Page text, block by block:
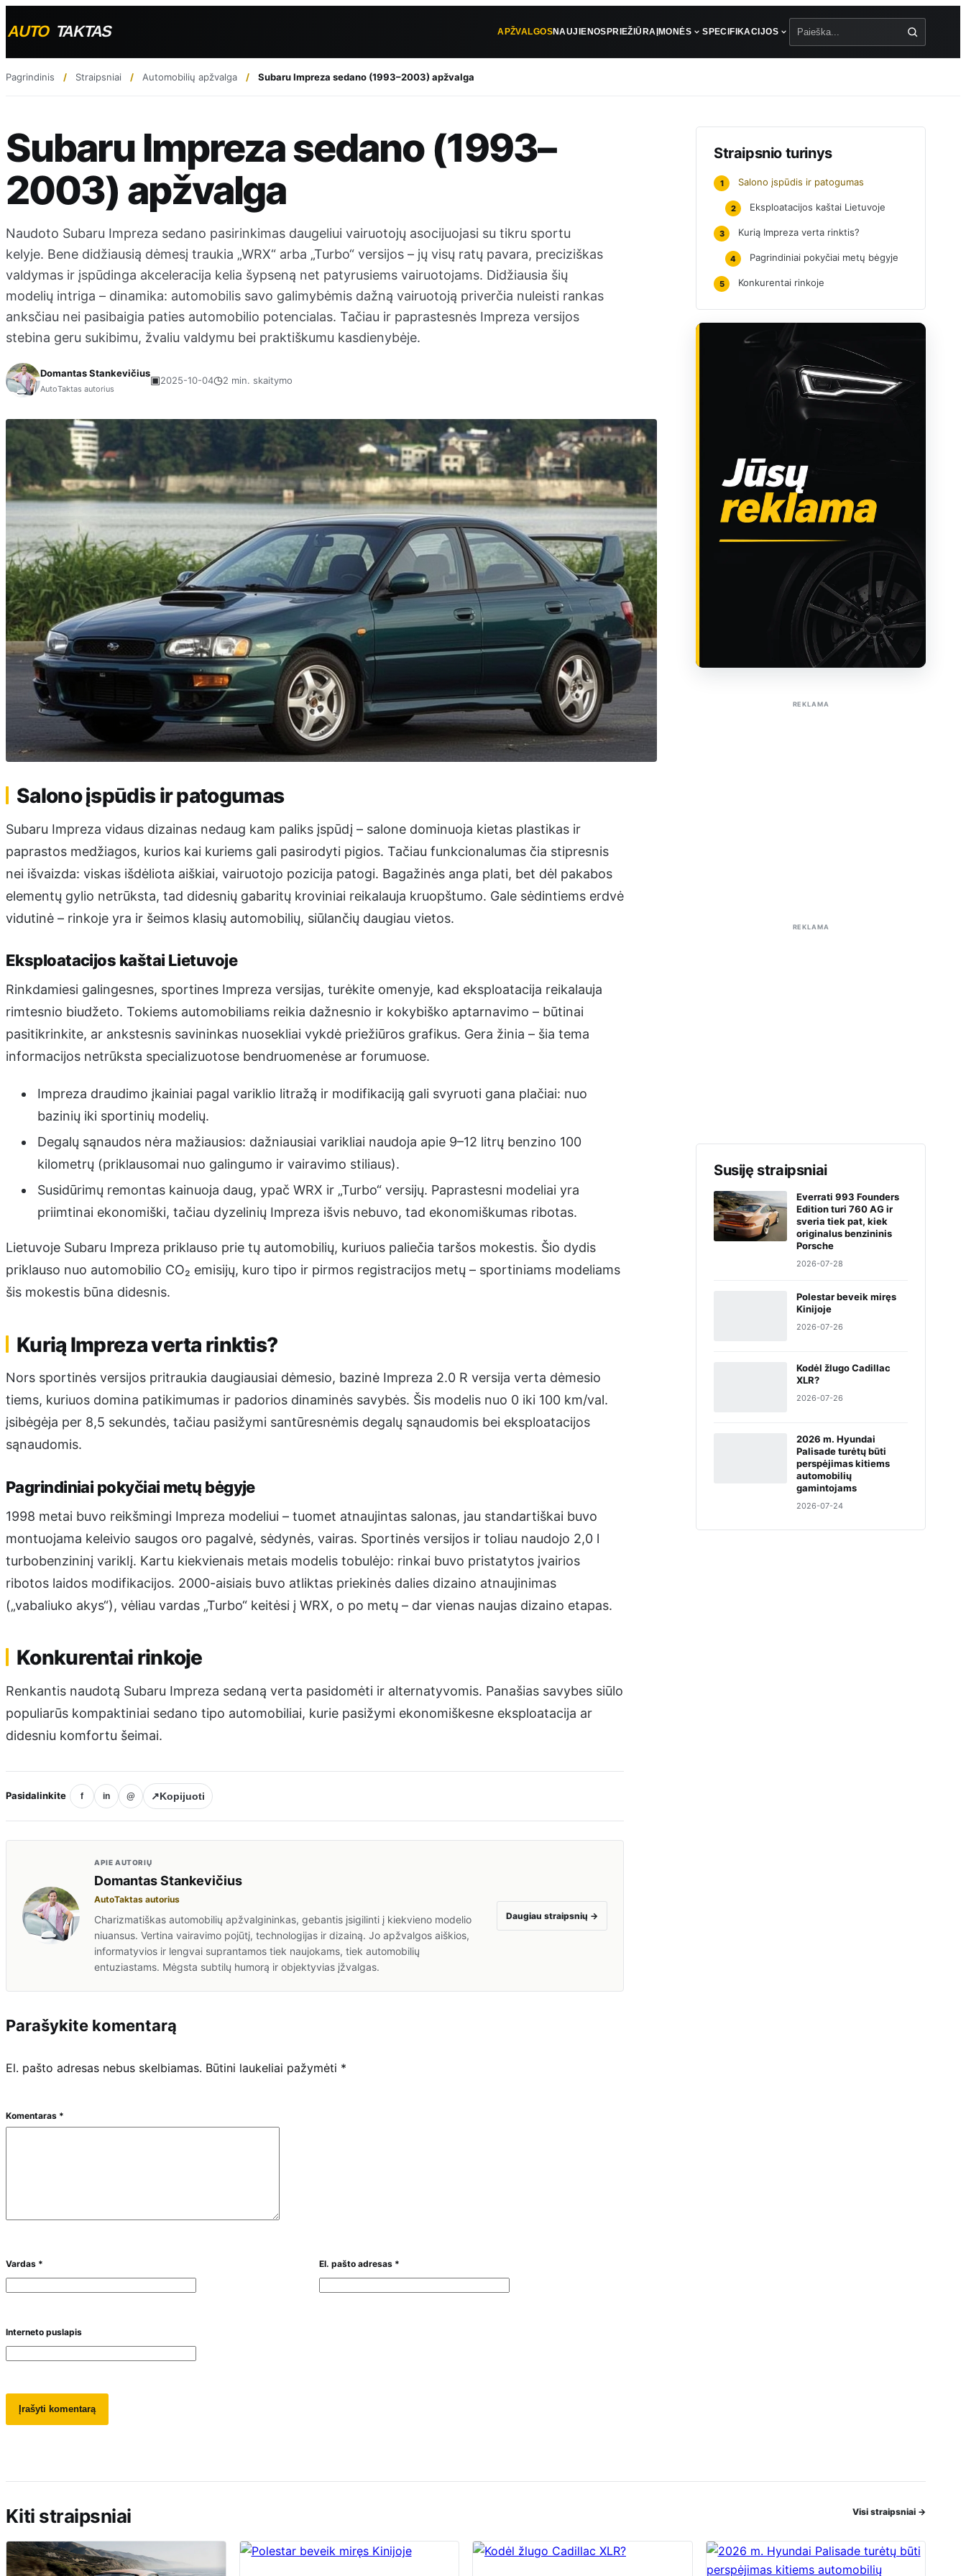
APŽVALGOSNAUJIENOSPRIEŽIŪRA ĮMONĖS SPECIFIKACIJOS
Pagrindinis Straipsniai Automobilių apžvalga Subaru Impreza sedano (1993–2003) apžvalga
Subaru Impreza sedano (1993–
2003) apžvalga
Naudoto Subaru Impreza sedano pasirinkimas daugeliui vairuotojų asocijuojasi su tikru sportu
kelyje. Bene didžiausią dėmesį traukia „WRX“ arba „Turbo“ versijos – jų visų ratų pavara, preciziškas
valdymas ir įspūdinga akceleracija kelia šypseną net patyrusiems vairuotojams. Didžiausia šių
modelių intriga – dinamika: automobilis savo galimybėmis dažną vairuotoją priverčia nuleisti rankas
anksčiau nei pasibaigia paties automobilio potencialas. Tačiau ir paprastesnės Impreza versijos
stebina geru sukibimu, žvaliu valdymu bei praktiškumu kasdienybėje.
Domantas Stankevičius
AutoTaktas autorius
▣2025-10-04◷2 min. skaitymo
Salono įspūdis ir patogumas
Subaru Impreza vidaus dizainas nedaug kam paliks įspūdį – salone dominuoja kietas plastikas ir
paprastos medžiagos, kurios kai kuriems gali pasirodyti pigios. Tačiau funkcionalumas čia stipresnis
nei išvaizda: viskas išdėliota aiškiai, vairuotojo pozicija patogi. Bagažinės anga plati, bet dėl pakabos
elementų gylio netrūksta, tad didesnių gabaritų kroviniai reikalauja kruopštumo. Gale sėdintiems erdvė
vidutinė – rinkoje yra ir šeimos klasių automobilių, siūlančių daugiau vietos.
Eksploatacijos kaštai Lietuvoje
Rinkdamiesi galingesnes, sportines Impreza versijas, turėkite omenyje, kad eksploatacija reikalauja
rimtesnio biudžeto. Tokiems automobiliams reikia dažnesnio ir kokybiško aptarnavimo – būtinai
pasitikrinkite, ar ankstesnis savininkas nuosekliai vykdė priežiūros grafikus. Gera žinia – šia tema
informacijos netrūksta specializuotose bendruomenėse ar forumuose.
Impreza draudimo įkainiai pagal variklio litražą ir modifikaciją gali svyruoti gana plačiai: nuo
bazinių iki sportinių modelių.
Degalų sąnaudos nėra mažiausios: dažniausiai varikliai naudoja apie 9–12 litrų benzino 100
kilometrų (priklausomai nuo galingumo ir vairavimo stiliaus).
Susidūrimų remontas kainuoja daug, ypač WRX ir „Turbo“ versijų. Paprastesni modeliai yra
priimtinai ekonomiški, tačiau dyzelinių Impreza išvis nebuvo, tad ekonomiškumas ribotas.
Lietuvoje Subaru Impreza priklauso prie tų automobilių, kuriuos paliečia taršos mokestis. Šio dydis
priklauso nuo automobilio CO₂ emisijų, kuro tipo ir pirmos registracijos metų – sportiniams modeliams
šis mokestis būna didesnis.
Kurią Impreza verta rinktis?
Nors sportinės versijos pritraukia daugiausiai dėmesio, bazinė Impreza 2.0 R versija verta dėmesio
tiems, kuriuos domina patikimumas ir padorios dinaminės savybės. Šis modelis nuo 0 iki 100 km/val.
įsibėgėja per 8,5 sekundės, tačiau pasižymi santūresnėmis degalų sąnaudomis bei eksploatacijos
sąnaudomis.
Pagrindiniai pokyčiai metų bėgyje
1998 metai buvo reikšmingi Impreza modeliui – tuomet atnaujintas salonas, jau standartiškai buvo
montuojama keleivio saugos oro pagalvė, sėdynės, vairas. Sportinės versijos ir toliau naudojo 2,0 l
turbobenzininį variklį. Kartu kiekvienais metais modelis tobulėjo: rinkai buvo pristatytos įvairios
ribotos laidos modifikacijos. 2000-aisiais buvo atliktas priekinės dalies dizaino atnaujinimas
(„vabaliuko akys“), vėliau vardas „Turbo“ keitėsi į WRX, o po metų – dar vienas naujas dizaino etapas.
Konkurentai rinkoje
Renkantis naudotą Subaru Impreza sedaną verta pasidomėti ir alternatyvomis. Panašias savybes siūlo
populiarūs kompaktiniai sedano tipo automobiliai, kurie pasižymi ekonomiškesne eksploatacija ar
didesniu komfortu šeimai.
Pasidalinkite f in @ ↗Kopijuoti
APIE AUTORIŲ
Domantas Stankevičius
AutoTaktas autorius
Charizmatiškas automobilių apžvalgininkas, gebantis įsigilinti į kiekvieno modelio
niuansus. Vertina vairavimo pojūtį, technologijas ir dizainą. Jo apžvalgos aiškios,
informatyvios ir lengvai suprantamos tiek naujokams, tiek automobilių
entuziastams. Mėgsta subtilų humorą ir objektyvias įžvalgas.
Daugiau straipsnių →
Parašykite komentarą
El. pašto adresas nebus skelbiamas. Būtini laukeliai pažymėti *
Komentaras *
Vardas * El. pašto adresas *
Interneto puslapis
Straipsnio turinys
1 Salono įspūdis ir patogumas
2 Eksploatacijos kaštai Lietuvoje
3 Kurią Impreza verta rinktis?
4 Pagrindiniai pokyčiai metų bėgyje
5 Konkurentai rinkoje
REKLAMA
REKLAMA
Susiję straipsniai
Everrati 993 Founders
Edition turi 760 AG ir
sveria tiek pat, kiek
originalus benzininis
Porsche
2026-07-28
Polestar beveik miręs
Kinijoje
2026-07-26
Kodėl žlugo Cadillac
XLR?
2026-07-26
2026 m. Hyundai
Palisade turėtų būti
perspėjimas kitiems
automobilių
gamintojams
2026-07-24
Kiti straipsniai Visi straipsniai →